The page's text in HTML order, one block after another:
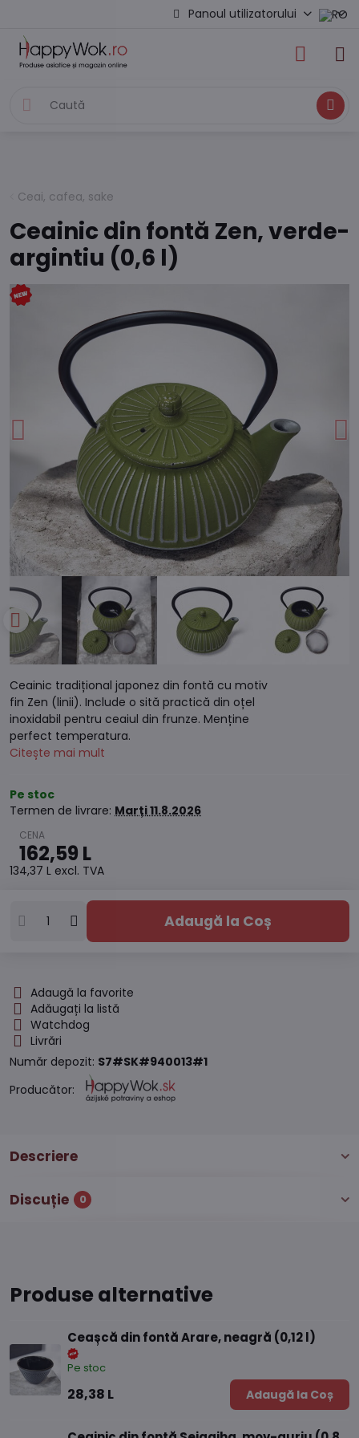
Panoul utilizatorului
Caută
Ceai, cafea, sake
Ceainic din fontă Zen, verde-
argintiu (0,6 l)
Ceainic tradițional japonez din fontă cu motiv
fin Zen (linii). Include o sită practică din oțel
inoxidabil pentru ceaiul din frunze. Menține
perfect temperatura.
Citește mai mult
Pe stoc
Termen de livrare: Marți11.8.2026
162,59 L
134,37 L excl. TVA
Adaugă la Coș
Adaugă la favorite
Adăugați la listă
Watchdog
Livrări
Număr depozit: S7#SK#940013#1
Producător:
Descriere
Discuție 0
Produse alternative
Ceașcă din fontă Arare, neagră (0,12 l)
Pe stoc
28,38 L Adaugă la Coș